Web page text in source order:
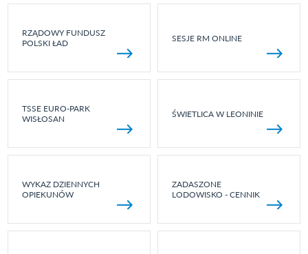
RZĄDOWY FUNDUSZ
POLSKI ŁAD
SESJE RM ONLINE
TSSE EURO-PARK
WISŁOSAN
ŚWIETLICA W LEONINIE
WYKAZ DZIENNYCH
OPIEKUNÓW
ZADASZONE
LODOWISKO - CENNIK